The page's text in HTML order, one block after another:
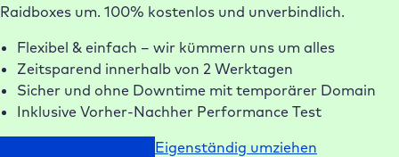
Raidboxes um. 100% kostenlos und unverbindlich.
Flexibel & einfach – wir kümmern uns um alles
Zeitsparend innerhalb von 2 Werktagen
Sicher und ohne Downtime mit temporärer Domain
Inklusive Vorher-Nachher Performance Test
Eigenständig umziehen